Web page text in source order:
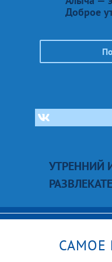
Доброе
УТРЕННИЙ
САМОЕ